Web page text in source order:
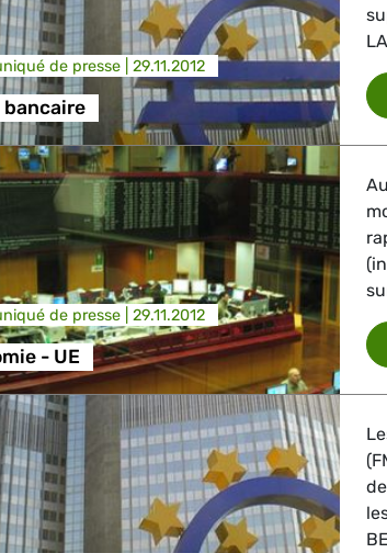
étrangères, Sécurité, Migration,
de presse | 29.11.2012
bancaire
de presse | 29.11.2012
- UE